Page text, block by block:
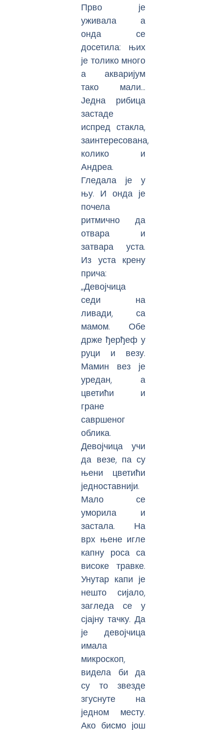
Прво је
уживала а
онда се
досетила: њих
је толико много
а акваријум
тако мали…
Једна рибица
застаде
испред стакла,
заинтересована,
колико и
Андреа.
Гледала је у
њу. И онда је
почела
ритмично да
отвара и
затвара уста.
Из уста крену
прича:
„Девојчица
седи на
ливади, са
мамом. Обе
држе ђерђеф у
руци и везу.
Мамин вез је
уредан, а
цветићи и
гране
савршеног
облика.
Девојчица учи
да везе, па су
њени цветићи
једноставнији.
Мало се
уморила и
застала. На
врх њене игле
капну роса са
високе травке.
Унутар капи је
нешто сијало,
загледа се у
сјајну тачку. Да
је девојчица
имала
микроскоп,
видела би да
су то звезде
згуснуте на
једном месту.
Ако бисмо још